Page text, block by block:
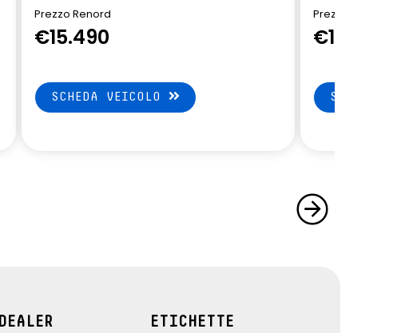
Prezzo Renord
€15.490
SCHEDA VEICOLO
Prezzo Renord
€14.900
SCHEDA
DEALER
ETICHETTE